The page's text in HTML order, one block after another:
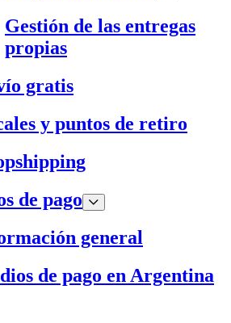
Gestión de las entregas
propias
gratis
y puntos de retiro
de pago
general
de pago en Argentina